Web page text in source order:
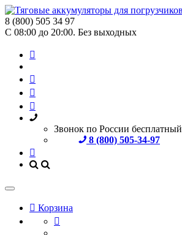
8 (800) 505 34 97
С 08:00 до 20:00. Без выходных
Звонок по России бесплатный
8 (800) 505-34-97
Корзина